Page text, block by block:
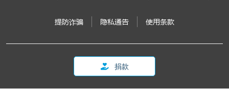
提防诈骗 隐私通告 使用条款
捐款